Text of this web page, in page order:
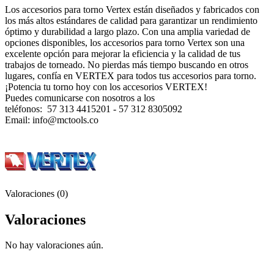
Los accesorios para torno Vertex están diseñados y fabricados con
los más altos estándares de calidad para garantizar un rendimiento
óptimo y durabilidad a largo plazo. Con una amplia variedad de
opciones disponibles, los accesorios para torno Vertex son una
excelente opción para mejorar la eficiencia y la calidad de tus
trabajos de torneado. No pierdas más tiempo buscando en otros
lugares, confí­a en VERTEX para todos tus accesorios para torno.
¡Potencia tu torno hoy con los accesorios VERTEX!
Puedes comunicarse con nosotros a los
teléfonos: 57 313 4415201 - 57 312 8305092
Email: info@mctools.co
Valoraciones (0)
Valoraciones
No hay valoraciones aún.